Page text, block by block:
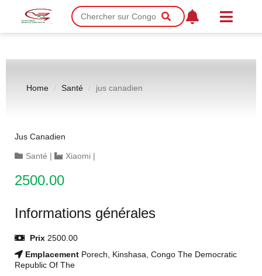
Home Santé jus canadien
Jus Canadien
Santé | Xiaomi |
2500.00
Informations générales
Prix 2500.00
Emplacement Porech, Kinshasa, Congo The Democratic
Republic Of The